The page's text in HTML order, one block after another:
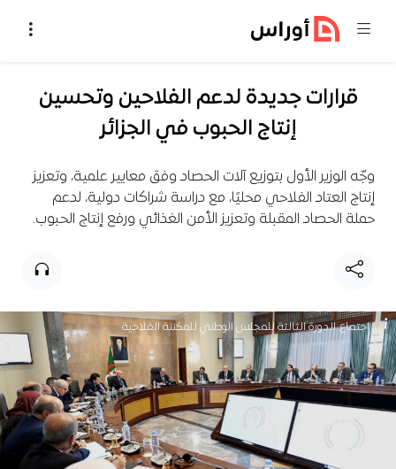
قرارات جديدة لدعم الفلاحين وتحسين
إنتاج الحبوب في الجزائر
وجّه الوزير الأول بتوزيع آلات الحصاد وفق معايير علمية، وتعزيز
إنتاج العتاد الفلاحي محليًا، مع دراسة شراكات دولية، لدعم
حملة الحصاد المقبلة وتعزيز الأمن الغذائي ورفع إنتاج الحبوب.
اجتماع الدورة الثالثة للمجلس الوطني للمكننة الفلاحية